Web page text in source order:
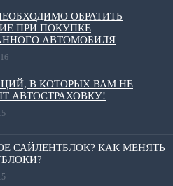
ОБРАТИТЬ
ПРИ ПОКУПКЕ
АВТОМОБИЛЯ
В КОТОРЫХ ВАМ НЕ
АВТОСТРАХОВКУ!
САЙЛЕНТБЛОК? КАК МЕНЯТЬ